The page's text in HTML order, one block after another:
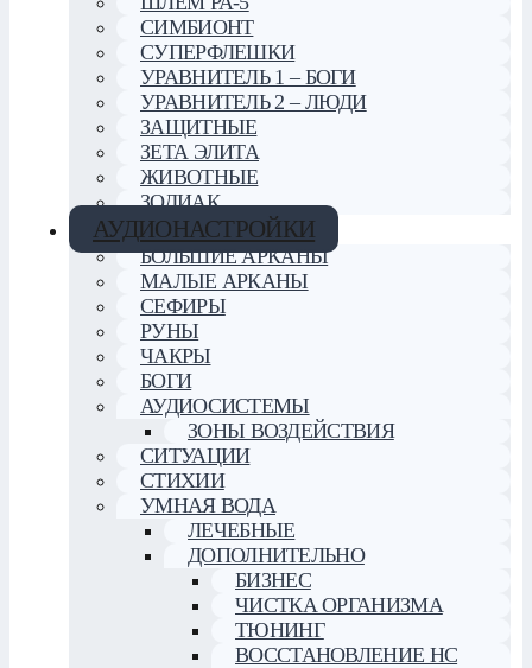
СИМБИОНТ
СУПЕРФЛЕШКИ
УРАВНИТЕЛЬ 1 – БОГИ
УРАВНИТЕЛЬ 2 – ЛЮДИ
ЗАЩИТНЫЕ
ЗЕТА ЭЛИТА
ЖИВОТНЫЕ
ЗОДИАК
АУДИОНАСТРОЙКИ
БОЛЬШИЕ АРКАНЫ
МАЛЫЕ АРКАНЫ
СЕФИРЫ
РУНЫ
ЧАКРЫ
БОГИ
АУДИОСИСТЕМЫ
ЗОНЫ ВОЗДЕЙСТВИЯ
СИТУАЦИИ
СТИХИИ
УМНАЯ ВОДА
ЛЕЧЕБНЫЕ
ДОПОЛНИТЕЛЬНО
БИЗНЕС
ЧИСТКА ОРГАНИЗМА
ТЮНИНГ
ВОССТАНОВЛЕНИЕ НС